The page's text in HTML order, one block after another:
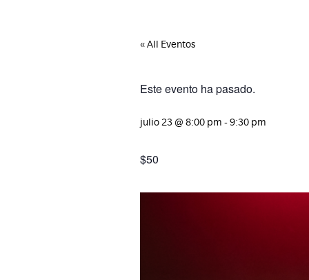
« All Eventos
Este evento ha pasado.
julio 23 @8:00 pm -9:30 pm
$50